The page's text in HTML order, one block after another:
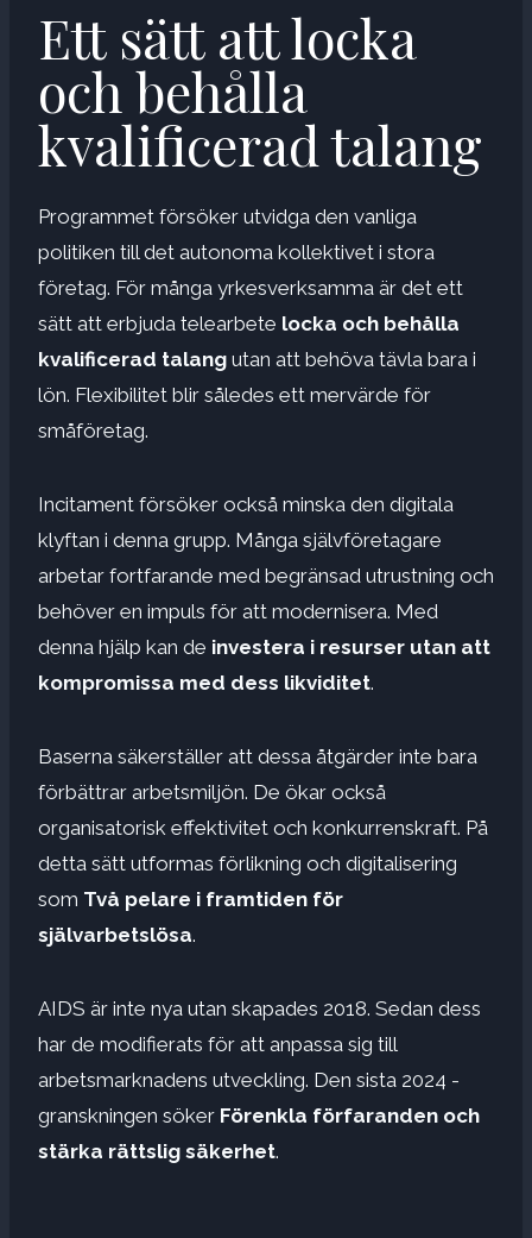
Ett sätt att locka
och behålla
kvalificerad talang
Programmet försöker utvidga den vanliga
politiken till det autonoma kollektivet i stora
företag. För många yrkesverksamma är det ett
sätt att erbjuda telearbete locka och behålla
kvalificerad talang utan att behöva tävla bara i
lön. Flexibilitet blir således ett mervärde för
småföretag.
Incitament försöker också minska den digitala
klyftan i denna grupp. Många självföretagare
arbetar fortfarande med begränsad utrustning och
behöver en impuls för att modernisera. Med
denna hjälp kan de investera i resurser utan att
kompromissa med dess likviditet.
Baserna säkerställer att dessa åtgärder inte bara
förbättrar arbetsmiljön. De ökar också
organisatorisk effektivitet och konkurrenskraft. På
detta sätt utformas förlikning och digitalisering
som Två pelare i framtiden för
självarbetslösa.
AIDS är inte nya utan skapades 2018. Sedan dess
har de modifierats för att anpassa sig till
arbetsmarknadens utveckling. Den sista 2024 -
granskningen söker Förenkla förfaranden och
stärka rättslig säkerhet.